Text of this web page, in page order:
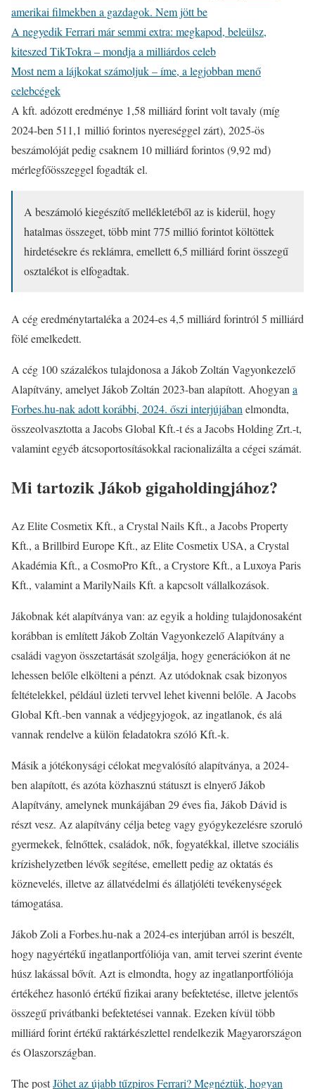
amerikai filmekben a gazdagok. Nem jött be
A negyedik Ferrari már semmi extra: megkapod, beleülsz,
kiteszed TikTokra – mondja a milliárdos celeb
Most nem a lájkokat számoljuk – íme, a legjobban menő
celebcégek
A kft. adózott eredménye 1,58 milliárd forint volt tavaly (míg
2024-ben 511,1 millió forintos nyereséggel zárt), 2025-ös
beszámolóját pedig csaknem 10 milliárd forintos (9,92 md)
mérlegfőösszeggel fogadták el.
A beszámoló kiegészítő mellékletéből az is kiderül, hogy
hatalmas összeget, több mint 775 millió forintot költöttek
hirdetésekre és reklámra, emellett 6,5 milliárd forint összegű
osztalékot is elfogadtak.
A cég eredménytartaléka a 2024-es 4,5 milliárd forintról 5 milliárd
fölé emelkedett.
A cég 100 százalékos tulajdonosa a Jákob Zoltán Vagyonkezelő
Alapítvány, amelyet Jákob Zoltán 2023-ban alapított. Ahogyan a
Forbes.hu-nak adott korábbi, 2024. őszi interjújában elmondta,
összeolvasztotta a Jacobs Global Kft.-t és a Jacobs Holding Zrt.-t,
valamint egyéb átcsoportosításokkal racionalizálta a cégei számát.
Mi tartozik Jákob gigaholdingjához?
Az Elite Cosmetix Kft., a Crystal Nails Kft., a Jacobs Property
Kft., a Brillbird Europe Kft., az Elite Cosmetix USA, a Crystal
Akadémia Kft., a CosmoPro Kft., a Crystore Kft., a Luxoya Paris
Kft., valamint a MarilyNails Kft. a kapcsolt vállalkozások.
Jákobnak két alapítványa van: az egyik a holding tulajdonosaként
korábban is említett Jákob Zoltán Vagyonkezelő Alapítvány a
családi vagyon összetartását szolgálja, hogy generációkon át ne
lehessen belőle elkölteni a pénzt. Az utódoknak csak bizonyos
feltételekkel, például üzleti tervvel lehet kivenni belőle. A Jacobs
Global Kft.-ben vannak a védjegyjogok, az ingatlanok, és alá
vannak rendelve a külön feladatokra szóló Kft.-k.
Másik a jótékonysági célokat megvalósító alapítványa, a 2024-
ben alapított, és azóta közhasznú státuszt is elnyerő Jákob
Alapítvány, amelynek munkájában 29 éves fia, Jákob Dávid is
részt vesz. Az alapítvány célja beteg vagy gyógykezelésre szoruló
gyermekek, felnőttek, családok, nők, fogyatékkal, illetve szociális
krízishelyzetben lévők segítése, emellett pedig az oktatás és
köznevelés, illetve az állatvédelmi és állatjóléti tevékenységek
támogatása.
Jákob Zoli a Forbes.hu-nak a 2024-es interjúban arról is beszélt,
hogy nagyértékű ingatlanportfóliója van, amit tervei szerint évente
húsz lakással bővít. Azt is elmondta, hogy az ingatlanportfóliója
értékéhez hasonló értékű fizikai arany befektetése, illetve jelentős
összegű privátbanki befektetései vannak. Ezeken kívül több
milliárd forint értékű raktárkészlettel rendelkezik Magyarországon
és Olaszországban.
The postJöhet az újabb tűzpiros Ferrari? Megnéztük, hogyan